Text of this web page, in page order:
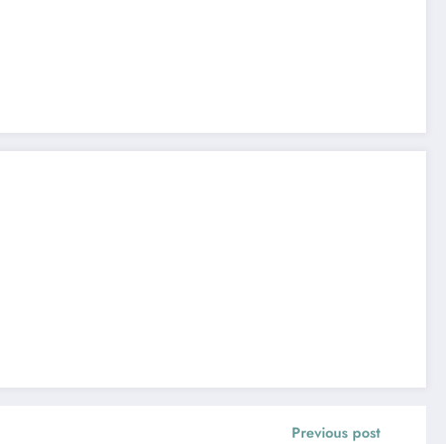
Previous post